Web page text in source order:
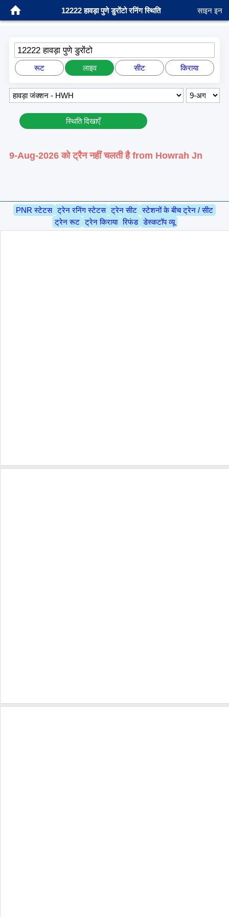
12222 हावड़ा पुणे डुरोंटो रनिंग स्थिति साइन इन
12222 हावड़ा पुणे डुरोंटो
रूट लाइव सीट किराया
स्थिति दिखाएँ
9-Aug-2026 को ट्रैन नहीं चलती है from Howrah Jn
PNR स्टेटस ट्रेन रनिंग स्टेटस ट्रेन सीट स्टेशनों के बीच ट्रेन / सीट
ट्रेन रूट ट्रेन किराया रिफंड डेस्कटॉप व्यू